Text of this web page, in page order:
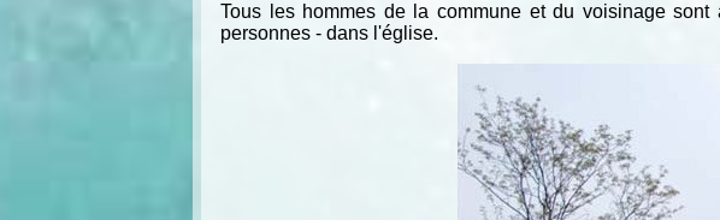
Tous les hommes de la commune et du voisinage
personnes - dans l'église.